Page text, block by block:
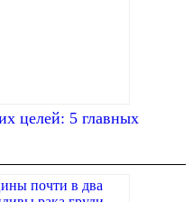
целей: 5 главных